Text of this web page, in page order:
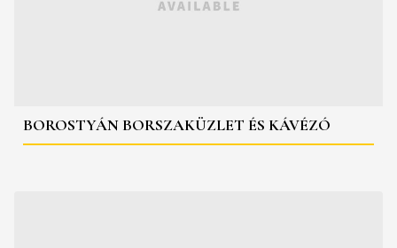
BOROSTYÁN BORSZAKÜZLET ÉS KÁVÉZÓ